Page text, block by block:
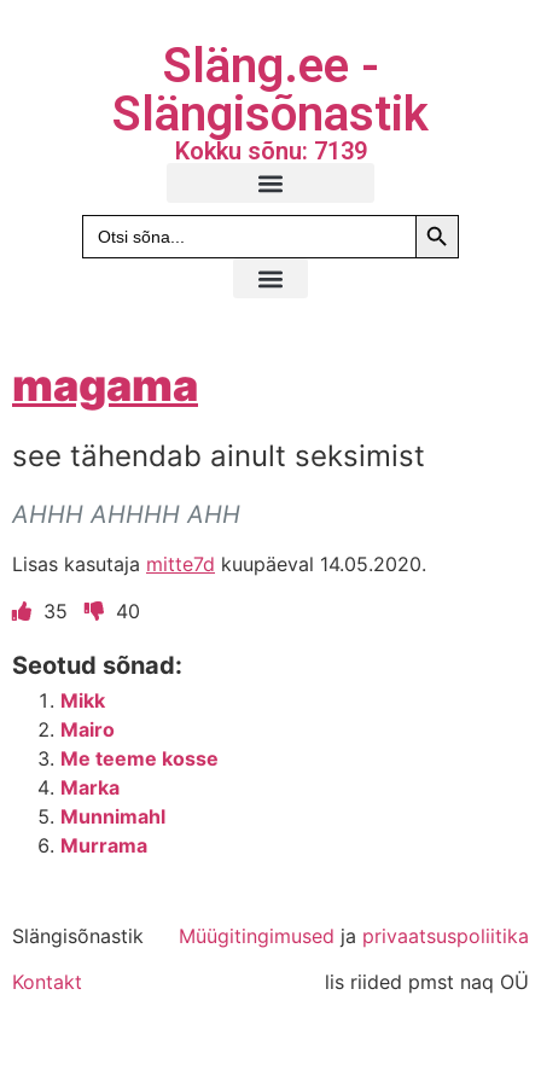
Släng.ee -
Slängisõnastik
Kokku sõnu: 7139
Search
for:
Search
magama
see tähendab ainult seksimist
AHHH AHHHH AHH
Lisas kasutaja mitte7d kuupäeval 14.05.2020.
35
40
Seotud sõnad:
Mikk
Mairo
Me teeme kosse
Marka
Munnimahl
Murrama
Slängisõnastik Müügitingimused ja privaatsuspoliitika
Kontakt
lis riided pmst naq OÜ